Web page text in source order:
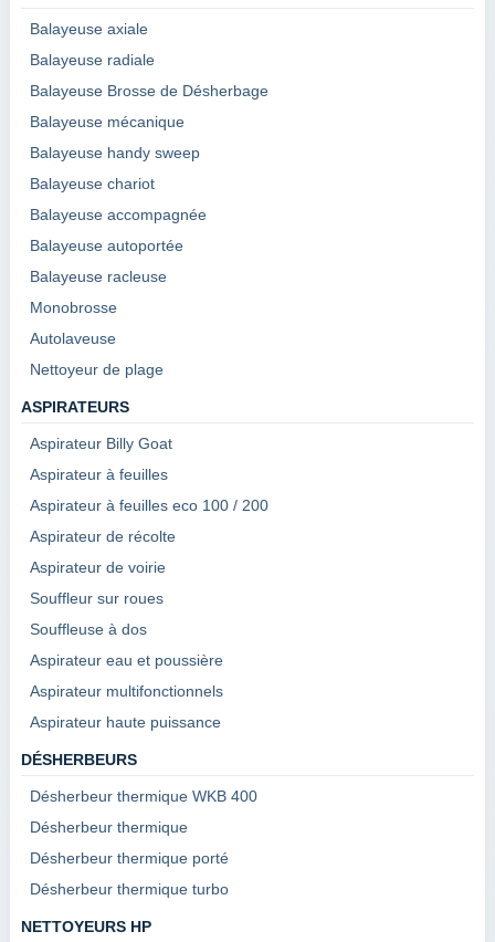
Balayeuse axiale
Balayeuse radiale
Balayeuse Brosse de Désherbage
Balayeuse mécanique
Balayeuse handy sweep
Balayeuse chariot
Balayeuse accompagnée
Balayeuse autoportée
Balayeuse racleuse
Monobrosse
Autolaveuse
Nettoyeur de plage
ASPIRATEURS
Aspirateur Billy Goat
Aspirateur à feuilles
Aspirateur à feuilles eco 100 / 200
Aspirateur de récolte
Aspirateur de voirie
Souffleur sur roues
Souffleuse à dos
Aspirateur eau et poussière
Aspirateur multifonctionnels
Aspirateur haute puissance
DÉSHERBEURS
Désherbeur thermique WKB 400
Désherbeur thermique
Désherbeur thermique porté
Désherbeur thermique turbo
NETTOYEURS HP